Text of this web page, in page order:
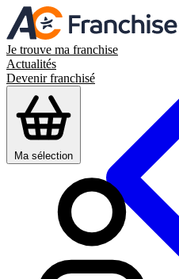
Je trouve ma franchise
Actualités
Devenir franchisé
Ma sélection